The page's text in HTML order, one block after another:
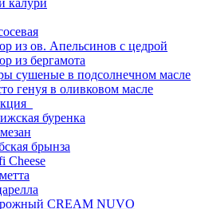
калури
из ов. Апельсинов с цедрой
из бергамота
сушеные в подсолнечном масле
генуя в оливковом масле
буренка
брынза
Cheese
CREАM NUVO